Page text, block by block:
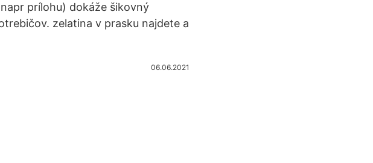
prílohu) dokáže šikovný
zelatina v prasku najdete a
06.06.2021